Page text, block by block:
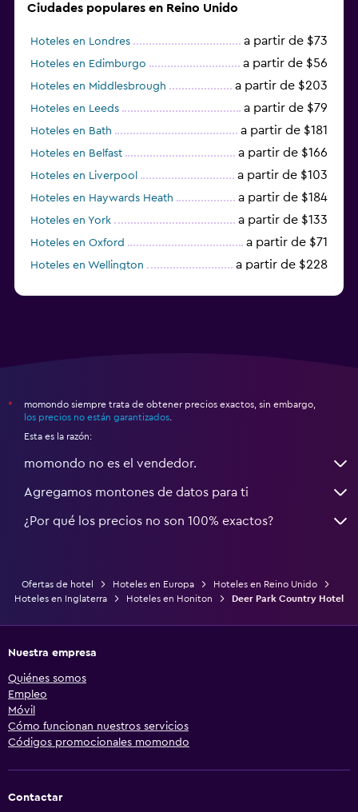
Ciudades populares en Reino Unido
Hoteles en Londres a partir de $73
Hoteles en Edimburgo a partir de $56
Hoteles en Middlesbrough a partir de $203
Hoteles en Leeds a partir de $79
Hoteles en Bath a partir de $181
Hoteles en Belfast a partir de $166
Hoteles en Liverpool a partir de $103
Hoteles en Haywards Heath a partir de $184
Hoteles en York a partir de $133
Hoteles en Oxford a partir de $71
Hoteles en Wellington a partir de $228
*
momondo siempre trata de obtener precios exactos, sin embargo,
los precios no están garantizados
Esta es la razón:
momondo no es el vendedor.
Agregamos montones de datos para ti
¿Por qué los precios no son 100% exactos?
Ofertas de hotel Hoteles en Europa
Hoteles en Reino Unido
Hoteles en Inglaterra
Hoteles en Honiton Deer Park Country Hotel
Nuestra empresa
Quiénes somos
Empleo
Móvil
Cómo funcionan nuestros servicios
Códigos promocionales momondo
Contactar